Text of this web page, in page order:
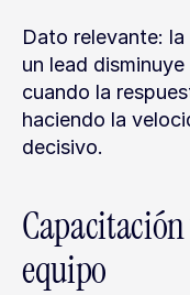
Dato relevante:
un lead
cuando la
haciendo la
decisivo.
equipo